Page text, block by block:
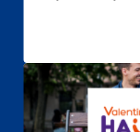
Visuel
principal